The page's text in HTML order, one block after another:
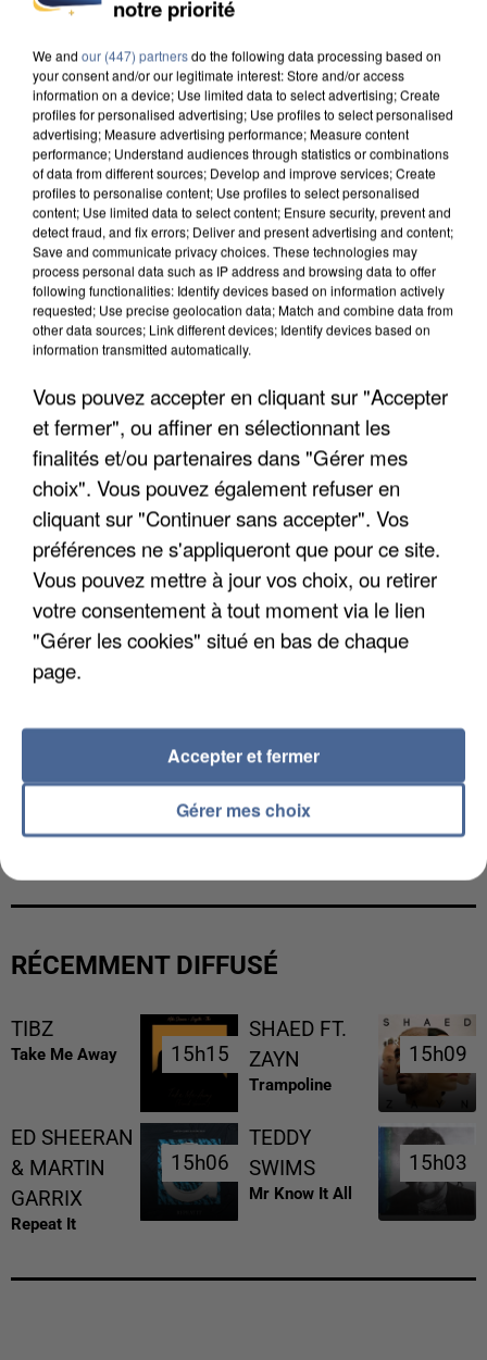
UNE TOURISTE DE L’OISE EMPORTÉE PAR UNE
LES DONNÉES DE 300 000 CLIENTS DÉROBÉES À
INTERMARCHÉ APRÈS UNE...
RÉCEMMENT DIFFUSÉ
TIBZ
Take Me Away 15h15
15h15
SHAED FT.
ZAYN
Trampoline
15h09
15h09
ED SHEERAN
& MARTIN
GARRIX
Repeat It
15h06
15h06
TEDDY
SWIMS
Mr Know It All
15h03
15h03
notre priorité
We and our (447) partnersdo the following data processing based on
your consent and/or our legitimate interest: Store and/or access
information on a device; Use limited data to select advertising; Create
profiles for personalised advertising; Use profiles to select personalised
advertising; Measure advertising performance; Measure content
performance; Understand audiences through statistics or combinations
of data from different sources; Develop and improve services; Create
profiles to personalise content; Use profiles to select personalised
content; Use limited data to select content; Ensure security, prevent and
detect fraud, and fix errors; Deliver and present advertising and content;
Save and communicate privacy choices. These technologies may
process personal data such as IP address and browsing data to offer
following functionalities: Identify devices based on information actively
requested; Use precise geolocation data; Match and combine data from
other data sources; Link different devices; Identify devices based on
information transmitted automatically.
Vous pouvez accepter en cliquant sur "Accepter
et fermer", ou affiner en sélectionnant les
finalités et/ou partenaires dans "Gérer mes
choix". Vous pouvez également refuser en
cliquant sur "Continuer sans accepter". Vos
préférences ne s'appliqueront que pour ce site.
Vous pouvez mettre à jour vos choix, ou retirer
votre consentement à tout moment via le lien
"Gérer les cookies" situé en bas de chaque
page.
Gérer mes choix
Accepter et fermer